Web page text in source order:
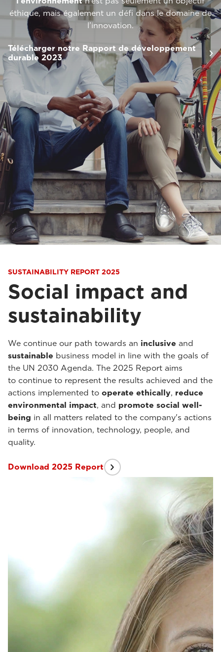
éthique, mais également un défi dans le domaine de
l’innovation.
Télécharger notre Rapport de développement
durable 2023
SUSTAINABILITY REPORT 2025
Social impact and
sustainability
We continue our path towards an inclusive and
sustainable business model in line with the goals of
the UN 2030 Agenda. The 2025 Report aims
to continue to represent the results achieved and the
actions implemented to operate ethically, reduce
environmental impact, and promote social well-
being in all matters related to the company's actions
in terms of innovation, technology, people, and
quality.
Download 2025 Report